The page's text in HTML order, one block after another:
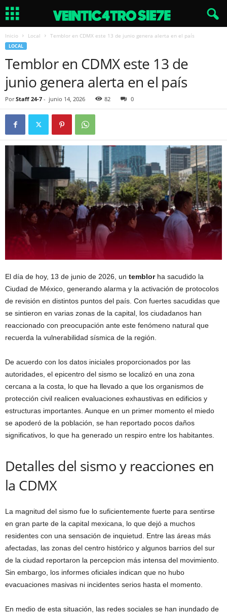
Inicio Local Temblor en CDMX este 13 de junio genera alerta en el país
LOCAL
Temblor en CDMX este 13 de
junio genera alerta en el país
Por Staff 24-7 - junio 14, 2026 82 0
El día de hoy, 13 de junio de 2026, un temblorha sacudido la
Ciudad de México, generando alarma y la activación de protocolos
de revisión en distintos puntos del país. Con fuertes sacudidas que
se sintieron en varias zonas de la capital, los ciudadanos han
reaccionado con preocupación ante este fenómeno natural que
recuerda la vulnerabilidad sísmica de la región.
De acuerdo con los datos iniciales proporcionados por las
autoridades, el epicentro del sismo se localizó en una zona
cercana a la costa, lo que ha llevado a que los organismos de
protección civil realicen evaluaciones exhaustivas en edificios y
estructuras importantes. Aunque en un primer momento el miedo
se apoderó de la población, se han reportado pocos daños
significativos, lo que ha generado un respiro entre los habitantes.
Detalles del sismo y reacciones en
la CDMX
La magnitud del sismo fue lo suficientemente fuerte para sentirse
en gran parte de la capital mexicana, lo que dejó a muchos
residentes con una sensación de inquietud. Entre las áreas más
afectadas, las zonas del centro histórico y algunos barrios del sur
de la ciudad reportaron la percepcion más intensa del movimiento.
Sin embargo, los informes oficiales indican que no hubo
evacuaciones masivas ni incidentes serios hasta el momento.
En medio de esta situación, las redes sociales se han inundado de